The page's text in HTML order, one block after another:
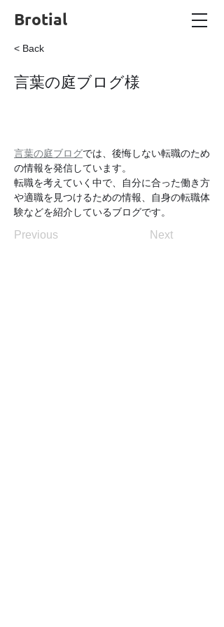
Brotial
< Back
言葉の庭ブログ様
言葉の庭ブログでは、後悔しない転職のため
の情報を発信しています。
転職を考えていく中で、自分に合った働き方
や適職を見つけるための情報、自身の転職体
験などを紹介しているブログです。
Previous Next